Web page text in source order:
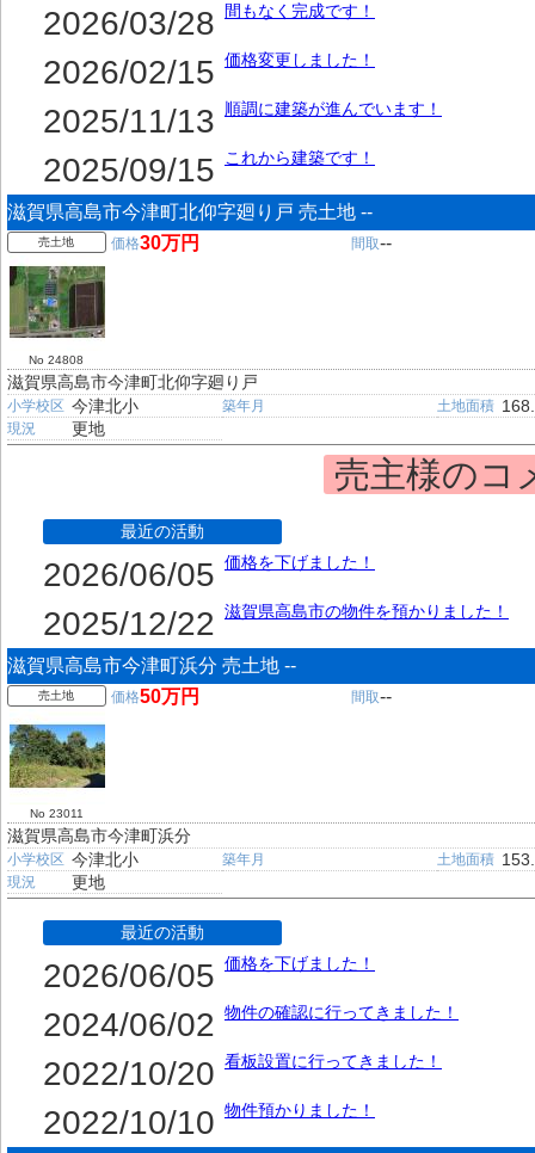
2026/03/28 間もなく完成です！
2026/02/15 価格変更しました！
2025/11/13 順調に建築が進んでいます！
2025/09/15 これから建築です！
滋賀県高島市今津町北仰字廻り戸 売土地 --
売土地
No 24808
価格30万円 間取--
滋賀県高島市今津町北仰字廻り戸
小学校区 今津北小 築年月 土地面積
現況 更地
売主様のコ
最近の活動
2026/06/05 価格を下げました！
2025/12/22 滋賀県高島市の物件を預かりました！
滋賀県高島市今津町浜分 売土地 --
売土地
No 23011
価格50万円 間取--
滋賀県高島市今津町浜分
小学校区 今津北小 築年月 土地面積
現況 更地
最近の活動
2026/06/05 価格を下げました！
2024/06/02 物件の確認に行ってきました！
2022/10/20 看板設置に行ってきました！
2022/10/10 物件預かりました！